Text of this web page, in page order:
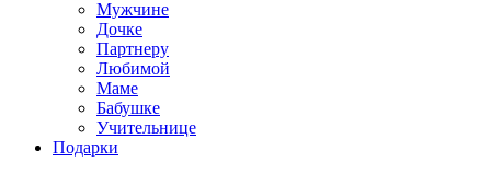
Мужчине
Дочке
Партнеру
Любимой
Маме
Бабушке
Учительнице
Подарки